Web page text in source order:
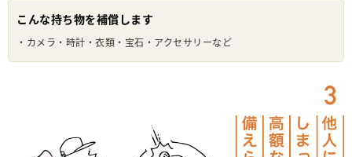
こんな持ち物を補償します
・カメラ・時計・衣類・宝石・アクセサリーなど